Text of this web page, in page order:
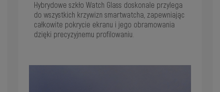
Hybrydowe szkło Watch Glass doskonale przylega
do wszystkich krzywizn smartwatcha, zapewniając
całkowite pokrycie ekranu i jego obramowania
dzięki precyzyjnemu profilowaniu.